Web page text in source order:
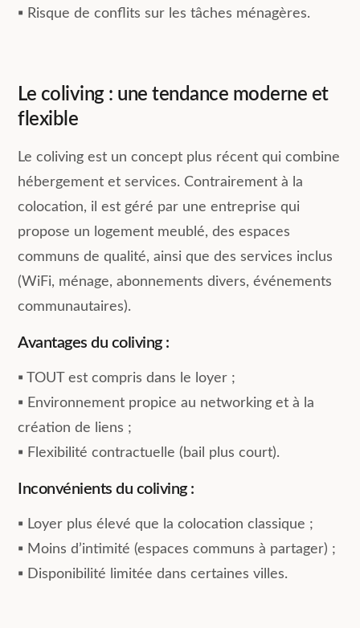
▪︎ Risque de conflits sur les tâches ménagères.
Le coliving : une tendance moderne et
flexible
Le coliving est un concept plus récent qui combine
hébergement et services. Contrairement à la
colocation, il est géré par une entreprise qui
propose un logement meublé, des espaces
communs de qualité, ainsi que des services inclus
(WiFi, ménage, abonnements divers, événements
communautaires).
Avantages du coliving :
▪︎ TOUT est compris dans le loyer ;
▪︎ Environnement propice au networking et à la
création de liens ;
▪︎ Flexibilité contractuelle (bail plus court).
Inconvénients du coliving :
▪︎ Loyer plus élevé que la colocation classique ;
▪︎ Moins d’intimité (espaces communs à partager) ;
▪︎ Disponibilité limitée dans certaines villes.